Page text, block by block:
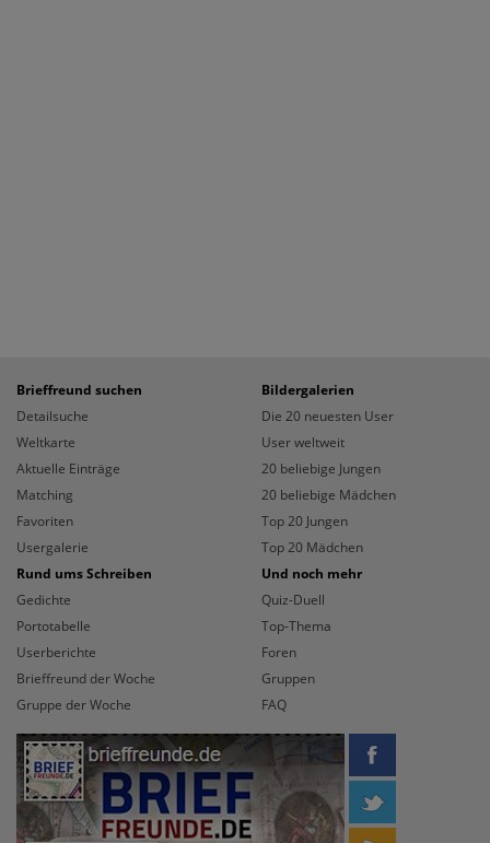
Brieffreund suchen
Detailsuche
Weltkarte
Aktuelle Einträge
Matching
Favoriten
Usergalerie
Bildergalerien
Die 20 neuesten User
User weltweit
20 beliebige Jungen
20 beliebige Mädchen
Top 20 Jungen
Top 20 Mädchen
Rund ums Schreiben
Gedichte
Portotabelle
Userberichte
Brieffreund der Woche
Gruppe der Woche
Und noch mehr
Quiz-Duell
Top-Thema
Foren
Gruppen
FAQ